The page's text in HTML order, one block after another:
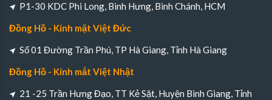
P1-30 KDC Phi Long, Bình Hưng, Bình Chánh, HCM
Đồng Hồ - Kính mặt Việt Đức
Số 01 Đường Trần Phú, TP Hà Giang, Tỉnh Hà Giang
Đồng Hồ - Kính mắt Việt Nhật
21 -25 Trần Hưng Đạo, TT Kẻ Sặt, Huyện Bình Giang, Tỉnh